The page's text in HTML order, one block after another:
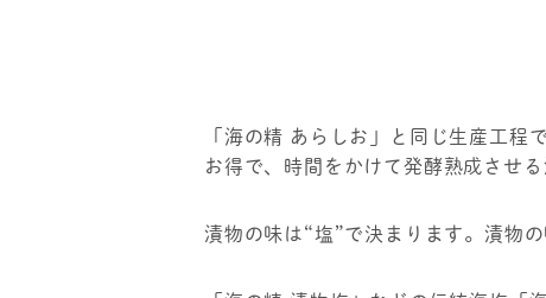
「海の精 あらしお」と同じ生産工
お得で、時間をかけて発酵熟成させ
漬物の味は“塩”で決まります。漬物